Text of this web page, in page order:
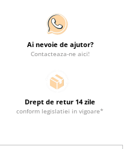
Ai nevoie de ajutor?
Contacteaza-ne aici!
Drept de retur 14 zile
conform legislatiei in vigoare*